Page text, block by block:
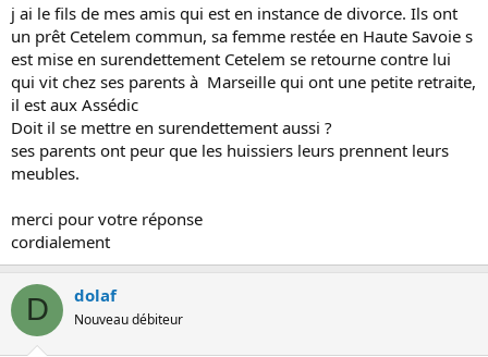
j ai le fils de mes amis qui est en instance de divorce. Ils ont
un prêt Cetelem commun, sa femme restée en Haute Savoie s
est mise en surendettement Cetelem se retourne contre lui
qui vit chez ses parents à Marseille qui ont une petite retraite,
il est aux Assédic
Doit il se mettre en surendettement aussi ?
ses parents ont peur que les huissiers leurs prennent leurs
meubles.
merci pour votre réponse
cordialement
D dolaf
Nouveau débiteur